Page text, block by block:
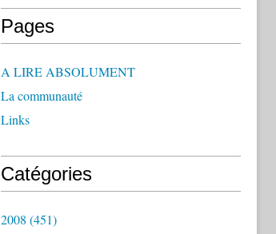
Pages
A LIRE ABSOLUMENT
La communauté
Links
Catégories
2008 (451)